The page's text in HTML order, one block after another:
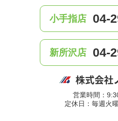
小手指店 04-
新所沢店 04-
営業時間：
定休日：毎週火